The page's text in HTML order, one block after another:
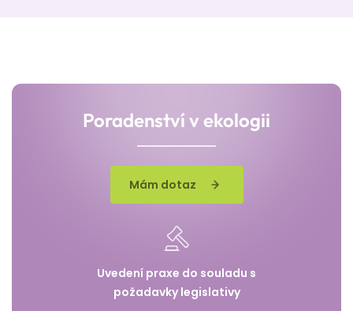
Poradenství v ekologii
Mám dotaz
Uvedení praxe do souladu s
požadavky legislativy